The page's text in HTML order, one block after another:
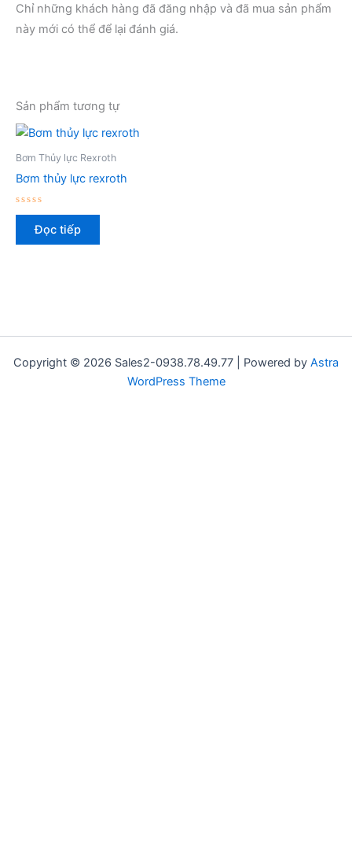
Chỉ những khách hàng đã đăng nhập và đã mua sản phẩm
này mới có thể để lại đánh giá.
Sản phẩm tương tự
Bơm Thủy lực Rexroth
Bơm thủy lực rexroth
Được
xếp
hạngĐọc tiếp
Copyright © 2026 Sales2-0938.78.49.77 | Powered by Astra
WordPress Theme